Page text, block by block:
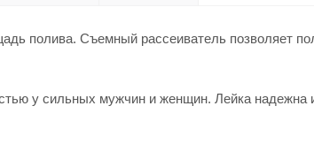
полива. Съемный рассеиватель позволяет
у сильных мужчин и женщин. Лейка надежна